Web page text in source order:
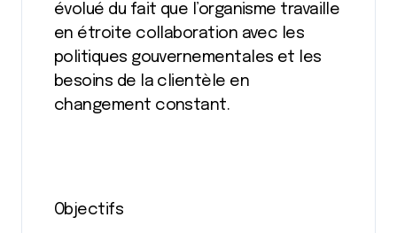
évolué du fait que l’organisme travaille
en étroite collaboration avec les
politiques gouvernementales et les
besoins de la clientèle en
changement constant.
Objectifs